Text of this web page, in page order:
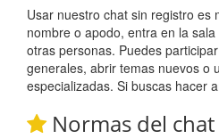
Usar nuestro chat sin registro es
nombre o apodo, entra en la
otras personas. Puedes
generales, abrir temas nuevos o
especializadas. Si buscas hacer
Normas del chat